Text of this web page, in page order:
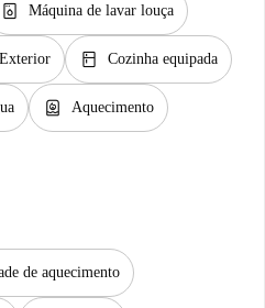
dishwasher_gen Máquina de lavar louça
Exterior kitchen Cozinha equipada
water_heater Aquecimento
de aquecimento